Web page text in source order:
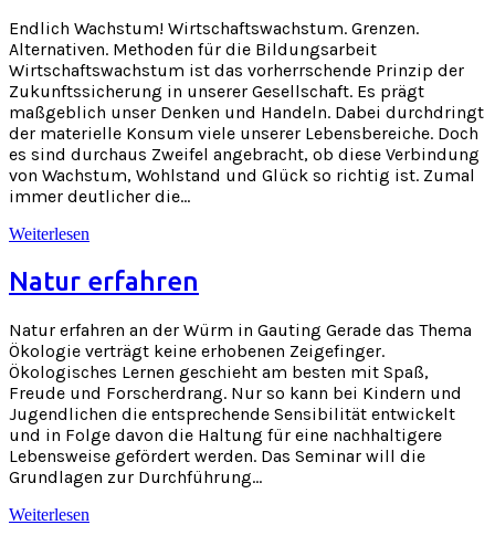
Endlich Wachstum! Wirtschaftswachstum. Grenzen.
Alternativen. Methoden für die Bildungsarbeit
Wirtschaftswachstum ist das vorherrschende Prinzip der
Zukunftssicherung in unserer Gesellschaft. Es prägt
maßgeblich unser Denken und Handeln. Dabei durchdringt
der materielle Konsum viele unserer Lebensbereiche. Doch
es sind durchaus Zweifel angebracht, ob diese Verbindung
von Wachstum, Wohlstand und Glück so richtig ist. Zumal
immer deutlicher die…
Weiterlesen
Natur erfahren
Natur erfahren an der Würm in Gauting Gerade das Thema
Ökologie verträgt keine erhobenen Zeigefinger.
Ökologisches Lernen geschieht am besten mit Spaß,
Freude und Forscherdrang. Nur so kann bei Kindern und
Jugendlichen die entsprechende Sensibilität entwickelt
und in Folge davon die Haltung für eine nachhaltigere
Lebensweise gefördert werden. Das Seminar will die
Grundlagen zur Durchführung…
Weiterlesen